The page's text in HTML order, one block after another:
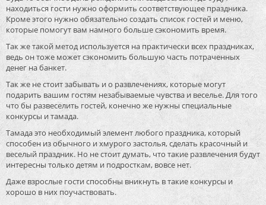
находиться гости нужно оформить соответствующее праздника.
Кроме этого нужно обязательно создать список гостей и меню,
которые помогут вам намного больше сэкономить время.
Так же такой метод используется на практически всех праздниках,
ведь он тоже может сэкономить большую часть потраченных
денег на банкет.
Так же не стоит забывать и о развлечениях, которые могут
подарить вашим гостям незабываемые чувства и веселье. Для того
что бы развеселить гостей, конечно же нужны специальные
конкурсы и тамада.
Тамада это необходимый элемент любого праздника, который
способен из обычного и хмурого застолья, сделать красочный и
веселый праздник. Но не стоит думать, что такие развлечения будут
интересны только детям и подросткам, вовсе нет.
Даже взрослые гости способны вникнуть в такие конкурсы и
хорошо в них поучаствовать.